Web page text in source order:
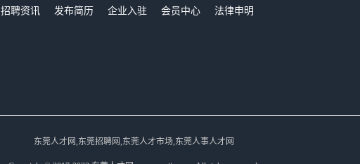
招聘资讯 发布简历 企业入驻 会员中心
法律申明
东莞人才网,东莞招聘网,东莞人才市场,东莞人事人才网